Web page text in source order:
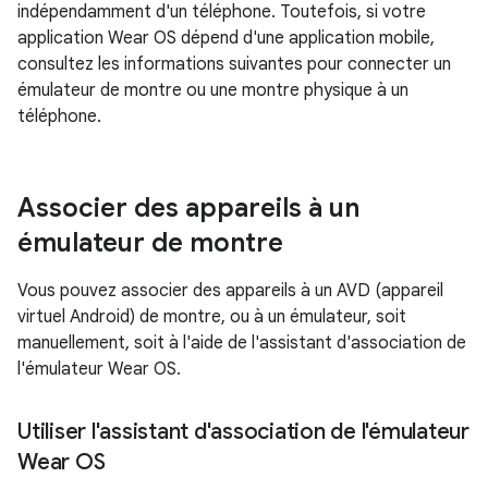
indépendamment d'un téléphone. Toutefois, si votre
application Wear OS dépend d'une application mobile,
consultez les informations suivantes pour connecter un
émulateur de montre ou une montre physique à un
téléphone.
Associer des appareils à un
émulateur de montre
Vous pouvez associer des appareils à un AVD (appareil
virtuel Android) de montre, ou à un émulateur, soit
manuellement, soit à l'aide de l'assistant d'association de
l'émulateur Wear OS.
Utiliser l'assistant d'association de l'émulateur
Wear OS